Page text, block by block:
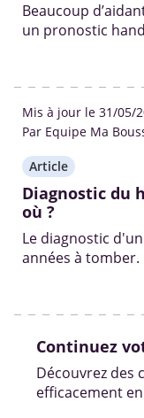
Beaucoup
un pronostic
Mis à jour le 31/05/
Par Equipe Ma
Article
Diagnostic du
où ?
Le diagnostic
années à
professionnels
Continuez
Découvrez des
efficacement